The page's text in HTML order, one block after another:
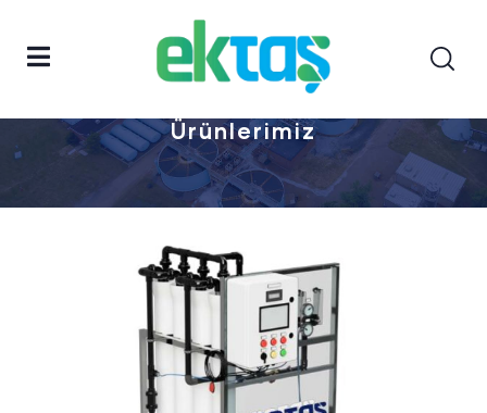
Anasayfa Ürünlerimiz
Ürünlerimiz